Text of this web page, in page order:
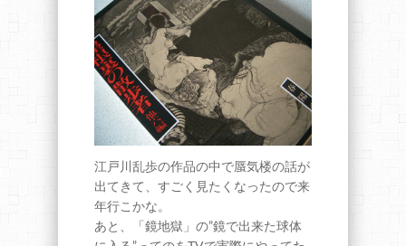
江戸川乱歩の作品の中で蜃気楼の話が
出てきて、すごく見たくなったので来
年行こかな。
あと、「鏡地獄」の”鏡で出来た球体